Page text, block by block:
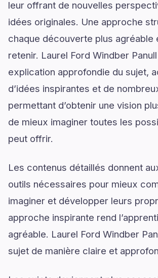
leur offrant de nouvelles
idées originales. Une approche
chaque découverte plus agréable
retenir. Laurel Ford Windber
explication approfondie du sujet,
d’idées inspirantes et de
permettant d’obtenir une vision
de mieux imaginer toutes les
peut offrir.
Les contenus détaillés donnent
outils nécessaires pour mieux
imaginer et développer leurs
approche inspirante rend
agréable. Laurel Ford Windber
sujet de manière claire et